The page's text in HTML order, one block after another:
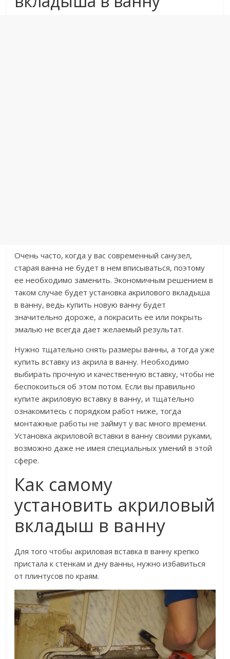
Очень часто, когда у вас современный санузел,
старая ванна не будет в нем вписываться, поэтому
ее необходимо заменить. Экономичным решением в
таком случае будет установка акрилового вкладыша
в ванну, ведь купить новую ванну будет
значительно дороже, а покрасить ее или покрыть
эмалью не всегда дает желаемый результат.
Нужно тщательно снять размеры ванны, а тогда уже
купить вставку из акрила в ванну. Необходимо
выбирать прочную и качественную вставку, чтобы не
беспокоиться об этом потом. Если вы правильно
купите акриловую вставку в ванну, и тщательно
ознакомитесь с порядком работ ниже, тогда
монтажные работы не займут у вас много времени.
Установка акриловой вставки в ванну своими руками,
возможно даже не имея специальных умений в этой
сфере.
Как самому
установить акриловый
вкладыш в ванну
Для того чтобы акриловая вставка в ванну крепко
пристала к стенкам и дну ванны, нужно избавиться
от плинтусов по краям.